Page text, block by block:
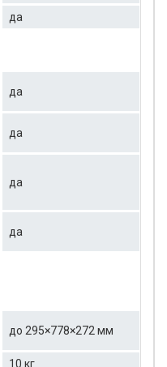
да
да
да
да
да
до 295×778×272 мм
10 кг